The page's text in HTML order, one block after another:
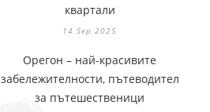
квартали
14 Sep 2025
Орегон – най-красивите
забележителности, пътеводител
за пътешественици